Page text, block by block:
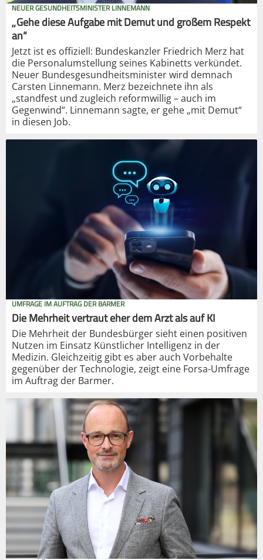
NEUER GESUNDHEITSMINISTER LINNEMANN
„Gehe diese Aufgabe mit Demut und großem Respekt
an“
Jetzt ist es offiziell: Bundeskanzler Friedrich Merz hat
die Personalumstellung seines Kabinetts verkündet.
Neuer Bundesgesundheitsminister wird demnach
Carsten Linnemann. Merz bezeichnete ihn als
„standfest und zugleich reformwillig – auch im
Gegenwind“. Linnemann sagte, er gehe „mit Demut“
in diesen Job.
UMFRAGE IM AUFTRAG DER BARMER
Die Mehrheit vertraut eher dem Arzt als auf KI
Die Mehrheit der Bundesbürger sieht einen positiven
Nutzen im Einsatz Künstlicher Intelligenz in der
Medizin. Gleichzeitig gibt es aber auch Vorbehalte
gegenüber der Technologie, zeigt eine Forsa-Umfrage
im Auftrag der Barmer.